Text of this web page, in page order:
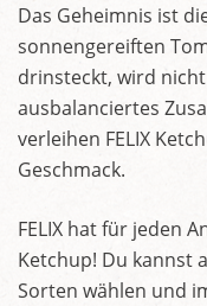
Das Geheimnis ist
sonnengereiften
drinsteckt, wird
ausbalanciertes
verleihen FELIX
Geschmack.
FELIX hat für jeden
Ketchup! Du kannst
Sorten wählen und